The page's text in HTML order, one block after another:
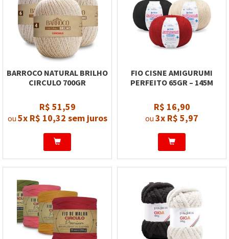
BARROCO NATURAL BRILHO
CIRCULO 700GR
R$ 51,59
ou 5x R$ 10,32 sem juros
FIO CISNE AMIGURUMI
PERFEITO 65GR – 145M
R$ 16,90
ou 3x R$ 5,97